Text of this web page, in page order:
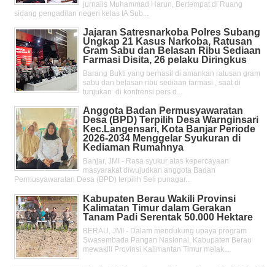
jurnalis Muhammad Harun, Bertempat di Ruang
sidang pengadilan negeri kelas IA Sub...
Jajaran Satresnarkoba Polres Subang
Ungkap 21 Kasus Narkoba, Ratusan
Gram Sabu dan Belasan Ribu Sediaan
Farmasi Disita, 26 pelaku Diringkus
Barang Bukti yang berhasil di amankan ratusan gram
sabu dan belasan ribu sediaan farmasi , saat di
tunjukan di konfrensi pers d...
Anggota Badan Permusyawaratan
Desa (BPD) Terpilih Desa Warnginsari
Kec.Langensari, Kota Banjar Periode
2026-2034 Menggelar Syukuran di
Kediaman Rumahnya
Banjar, JMI - Rasa syukur atas kepercayaan
masyarakat diwujudkan anggota Badan
Permusyawaratan Desa (BPD) terpilih Seli punagar...
Kabupaten Berau Wakili Provinsi
Kalimatan Timur dalam Gerakan
Tanam Padi Serentak 50.000 Hektare
BERAU, JMI - Dalam mendukung upaya program
Swasembada Pangan Nasional, Kabupaten Berau
mewakili Provinsi Kalimantan Timur melak...